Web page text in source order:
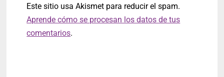
Este sitio usa Akismet para reducir el spam.
Aprende cómo se procesan los datos de tus
comentarios.